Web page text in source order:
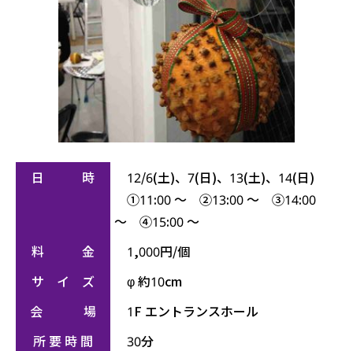
日 時
12/6(土)、7(日)、13(土)、14(日)
①11:00 ～ ②13:00 ～ ③14:00
～ ④15:00 ～
料 金
1,000円/個
サ イ ズ
φ 約10cm
会 場
1F エントランスホール
所 要 時 間
30分